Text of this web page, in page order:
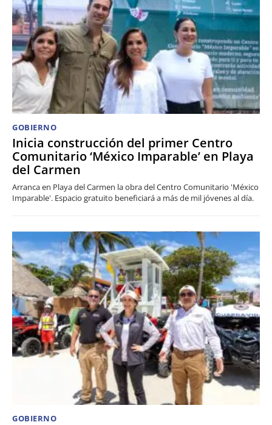
GOBIERNO
Inicia construcción del primer Centro
Comunitario ‘México Imparable’ en Playa
del Carmen
Arranca en Playa del Carmen la obra del Centro Comunitario 'México
Imparable'. Espacio gratuito beneficiará a más de mil jóvenes al día.
GOBIERNO